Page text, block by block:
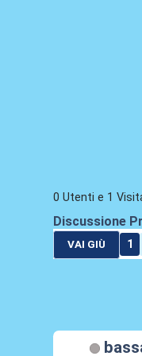
0 Utenti e 1
Discussione
VAI GIÙ 1